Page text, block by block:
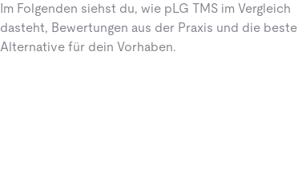
Im Folgenden siehst du, wie pLG TMS im Vergleich
dasteht, Bewertungen aus der Praxis und die beste
Alternative für dein Vorhaben.